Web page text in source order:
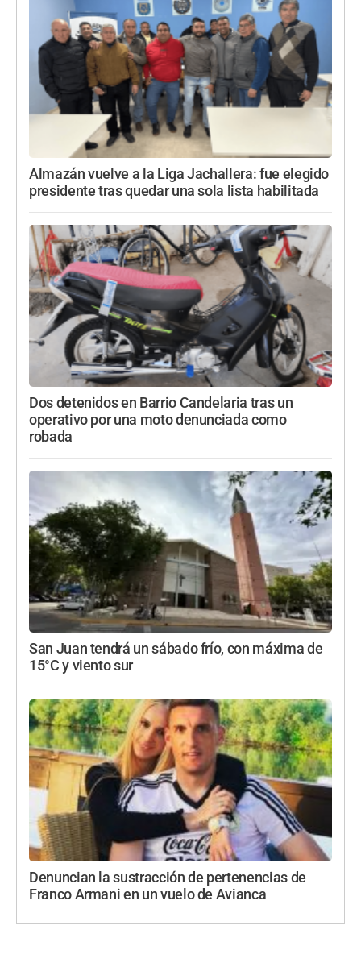
Almazán vuelve a la Liga Jachallera: fue elegido
presidente tras quedar una sola lista habilitada
Dos detenidos en Barrio Candelaria tras un
operativo por una moto denunciada como
robada
San Juan tendrá un sábado frío, con máxima de
15°C y viento sur
Denuncian la sustracción de pertenencias de
Franco Armani en un vuelo de Avianca